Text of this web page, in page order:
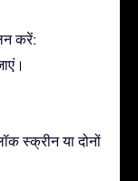
करें:
स्क्रीन या दोनों